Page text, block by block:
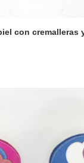
con cremalleras